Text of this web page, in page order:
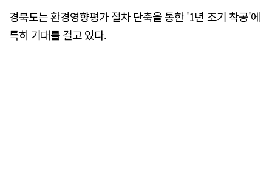
경북도는 환경영향평가 절차 단축을 통한 '1년 조기 착공'에
특히 기대를 걸고 있다.